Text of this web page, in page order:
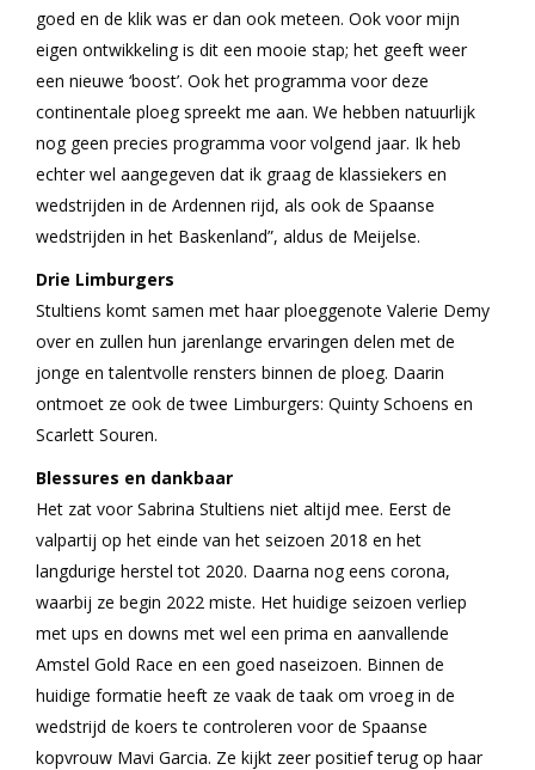
goed en de klik was er dan ook meteen. Ook voor mijn
eigen ontwikkeling is dit een mooie stap; het geeft weer
een nieuwe ‘boost’. Ook het programma voor deze
continentale ploeg spreekt me aan. We hebben natuurlijk
nog geen precies programma voor volgend jaar. Ik heb
echter wel aangegeven dat ik graag de klassiekers en
wedstrijden in de Ardennen rijd, als ook de Spaanse
wedstrijden in het Baskenland”, aldus de Meijelse.
Drie Limburgers
Stultiens komt samen met haar ploeggenote Valerie Demy
over en zullen hun jarenlange ervaringen delen met de
jonge en talentvolle rensters binnen de ploeg. Daarin
ontmoet ze ook de twee Limburgers: Quinty Schoens en
Scarlett Souren.
Blessures en dankbaar
Het zat voor Sabrina Stultiens niet altijd mee. Eerst de
valpartij op het einde van het seizoen 2018 en het
langdurige herstel tot 2020. Daarna nog eens corona,
waarbij ze begin 2022 miste. Het huidige seizoen verliep
met ups en downs met wel een prima en aanvallende
Amstel Gold Race en een goed naseizoen. Binnen de
huidige formatie heeft ze vaak de taak om vroeg in de
wedstrijd de koers te controleren voor de Spaanse
kopvrouw Mavi Garcia. Ze kijkt zeer positief terug op haar